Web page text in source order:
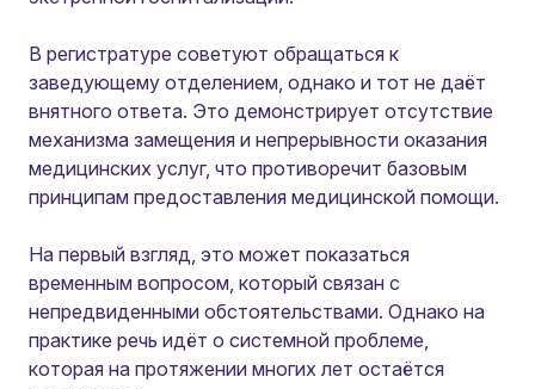
В регистратуре советуют обращаться к
заведующему отделением, однако и тот не даёт
внятного ответа. Это демонстрирует отсутствие
механизма замещения и непрерывности оказания
медицинских услуг, что противоречит базовым
принципам предоставления медицинской помощи.
На первый взгляд, это может показаться
временным вопросом, который связан с
непредвиденными обстоятельствами. Однако на
практике речь идёт о системной проблеме,
которая на протяжении многих лет остаётся